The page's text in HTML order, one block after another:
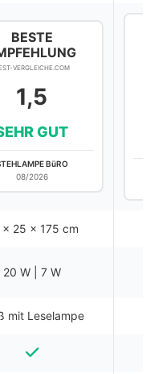
BESTE
VERGLEICHE.COM
1,5
GUT
BüRO
08/2026
x 25 x 175 cm
20 W | 7 W
mit Leselampe